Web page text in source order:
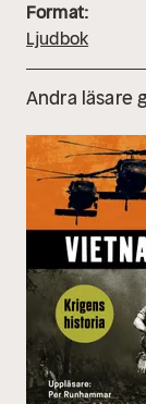
Format:
Ljudbok
Andra läsare